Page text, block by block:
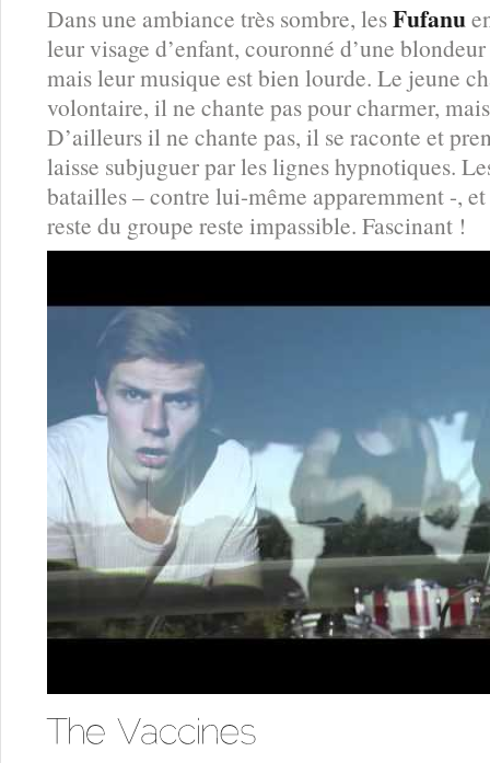
Dans une ambiance très sombre, lesFufanu
leur visage d’enfant, couronné d’une
mais leur musique est bien lourde. Le jeune
volontaire, il ne chante pas pour charmer,
D’ailleurs il ne chante pas, il se raconte et
laisse subjuguer par les lignes hypnotiques.
batailles – contre lui-même apparemment -, et
reste du groupe reste impassible. Fascinant !